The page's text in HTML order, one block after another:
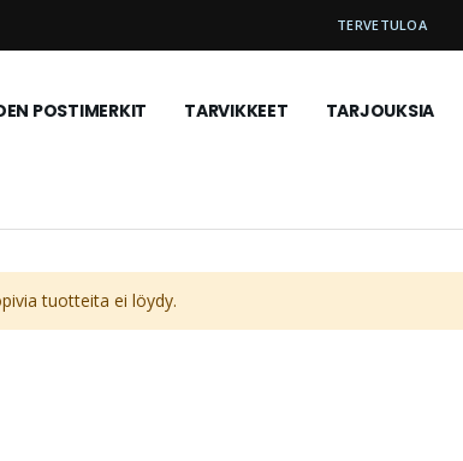
TERVETULOA
POSTIMERKIT TARVIKKEET TARJOUKSIA
tuotteita ei löydy.